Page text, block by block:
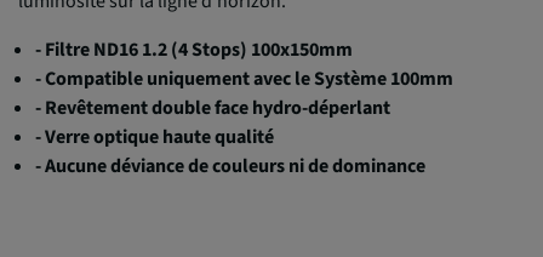
- Filtre ND16 1.2 (4 Stops) 100x150mm
- Compatible uniquement avec le Système 100mm
- Revêtement double face hydro-déperlant
- Verre optique haute qualité
- Aucune déviance de couleurs ni de dominance